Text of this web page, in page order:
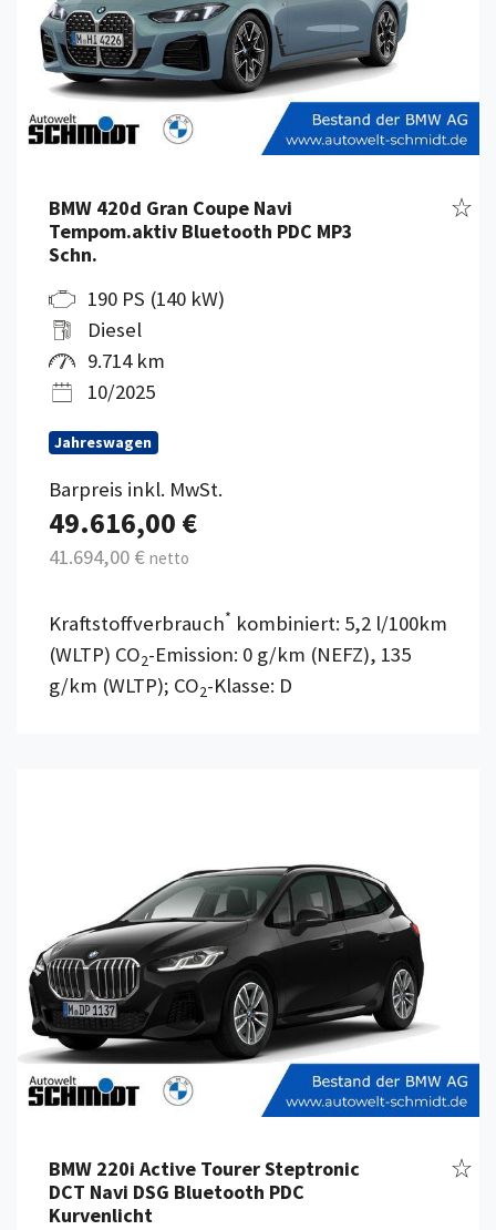
BMW 420d Gran Coupe Navi
Tempom.aktiv Bluetooth PDC MP3
Schn.
190 PS (140 kW)
Diesel
9.714 km
10/2025
Jahreswagen
Barpreis inkl. MwSt.
49.616,00 €
41.694,00 € netto
Kraftstoffverbrauch* kombiniert: 5,2 l/100km
(WLTP) CO2-Emission: 0 g/km (NEFZ), 135
g/km (WLTP); CO2-Klasse: D
BMW 220i Active Tourer Steptronic
DCT Navi DSG Bluetooth PDC
Kurvenlicht